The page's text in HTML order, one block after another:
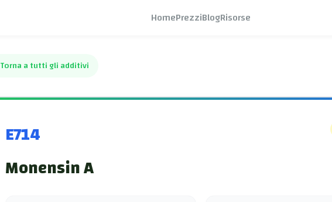
HomePrezziBlogRisorse
Torna a tutti gli additivi
E714
Monensin A